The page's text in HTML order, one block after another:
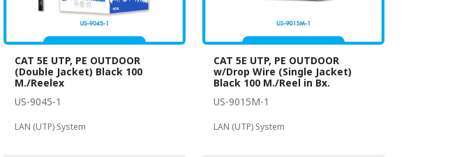
CAT 5E UTP, PE OUTDOOR
(Double Jacket) Black 100
M./Reelex
US-9045-1
LAN (UTP) System
CAT 5E UTP, PE OUTDOOR
w/Drop Wire (Single Jacket)
Black 100 M./Reel in Bx.
US-9015M-1
LAN (UTP) System